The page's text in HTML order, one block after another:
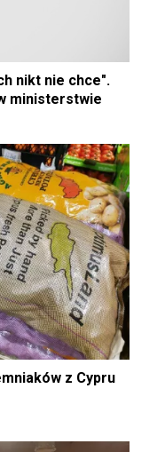
nikt nie chce".
ministerstwie
z Cypru